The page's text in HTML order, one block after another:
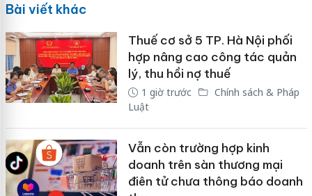
Bài viết khác
Thuế cơ sở 5 TP. Hà Nội phối
hợp nâng cao công tác quản
lý, thu hồi nợ thuế
1 giờ trước
Chính sách & Pháp
Luật
Vẫn còn trường hợp kinh
doanh trên sàn thương mại
điên tử chưa thông báo doanh